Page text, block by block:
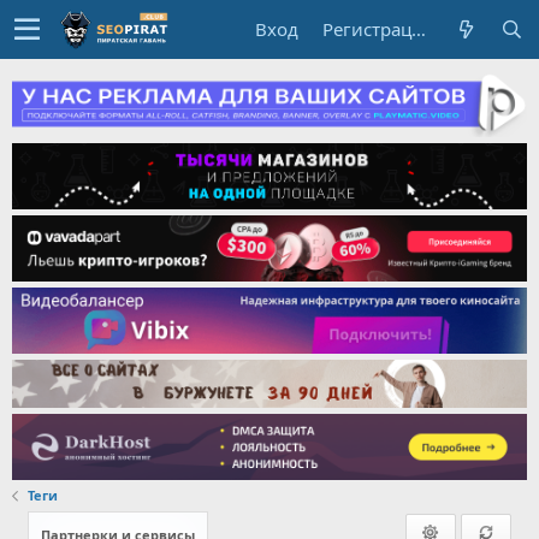
Вход Регистрация
Теги
Партнерки и сервисы